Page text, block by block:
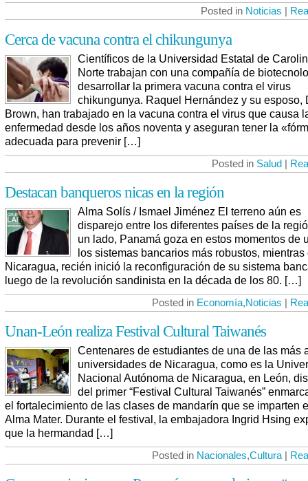
Posted in Noticias |
Cerca de vacuna contra el chikungunya
Científicos de la Universidad Estatal de
Norte trabajan con una compañía de
desarrollar la primera vacuna contra el virus
chikungunya. Raquel Hernández y su esposo,
Brown, han trabajado en la vacuna contra el virus que causa
enfermedad desde los años noventa y aseguran tener la
adecuada para prevenir […]
Posted in Salud |
Destacan banqueros nicas en la región
Alma Solís / Ismael Jiménez El terreno aún es
disparejo entre los diferentes países de la
un lado, Panamá goza en estos momentos de
los sistemas bancarios más robustos, mientras
Nicaragua, recién inició la reconfiguración de su sistema
luego de la revolución sandinista en la década de los 80. […]
Posted in Economía,Noticias |
Unan-León realiza Festival Cultural Taiwanés
Centenares de estudiantes de una de las más
universidades de Nicaragua, como es la
Nacional Autónoma de Nicaragua, en León,
del primer “Festival Cultural Taiwanés”
el fortalecimiento de las clases de mandarín que se imparten
Alma Mater. Durante el festival, la embajadora Ingrid Hsing
que la hermandad […]
Posted in Nacionales,Cultura |